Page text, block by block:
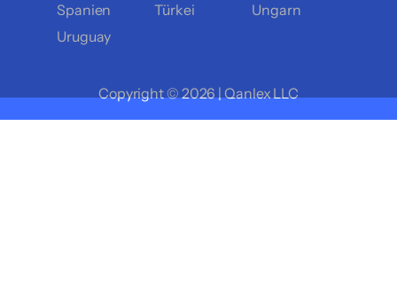
Spanien
Türkei
Ungarn
Uruguay
Copyright © 2026 | Qanlex LLC